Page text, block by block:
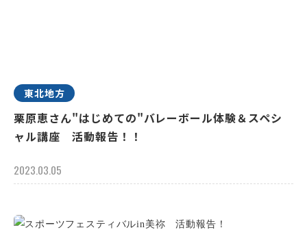
東北地方
栗原恵さん"はじめての"バレーボール体験＆スペシ
ャル講座 活動報告！！
2023.03.05